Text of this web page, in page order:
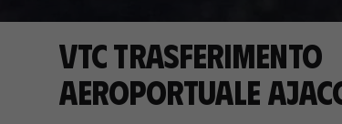
VTC Trasferimento
aeroportuale